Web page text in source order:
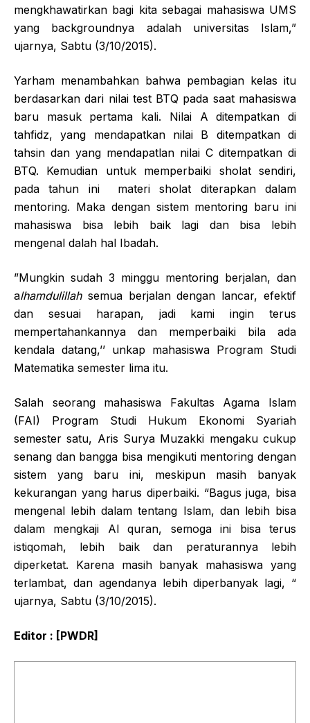
mengkhawatirkan bagi kita sebagai mahasiswa UMS
yang backgroundnya adalah universitas Islam,”
ujarnya, Sabtu (3/10/2015).
Yarham menambahkan bahwa pembagian kelas itu
berdasarkan dari nilai test BTQ pada saat mahasiswa
baru masuk pertama kali. Nilai A ditempatkan di
tahfidz, yang mendapatkan nilai B ditempatkan di
tahsin dan yang mendapatlan nilai C ditempatkan di
BTQ. Kemudian untuk memperbaiki sholat sendiri,
pada tahun ini materi sholat diterapkan dalam
mentoring. Maka dengan sistem mentoring baru ini
mahasiswa bisa lebih baik lagi dan bisa lebih
mengenal dalah hal Ibadah.
”Mungkin sudah 3 minggu mentoring berjalan, dan
alhamdulillahsemua berjalan dengan lancar, efektif
dan sesuai harapan, jadi kami ingin terus
mempertahankannya dan memperbaiki bila ada
kendala datang,’’ unkap mahasiswa Program Studi
Matematika semester lima itu.
Salah seorang mahasiswa Fakultas Agama Islam
(FAI) Program Studi Hukum Ekonomi Syariah
semester satu, Aris Surya Muzakki mengaku cukup
senang dan bangga bisa mengikuti mentoring dengan
sistem yang baru ini, meskipun masih banyak
kekurangan yang harus diperbaiki. “Bagus juga, bisa
mengenal lebih dalam tentang Islam, dan lebih bisa
dalam mengkaji Al quran, semoga ini bisa terus
istiqomah, lebih baik dan peraturannya lebih
diperketat. Karena masih banyak mahasiswa yang
terlambat, dan agendanya lebih diperbanyak lagi, “
ujarnya, Sabtu (3/10/2015).
Editor : [PWDR]